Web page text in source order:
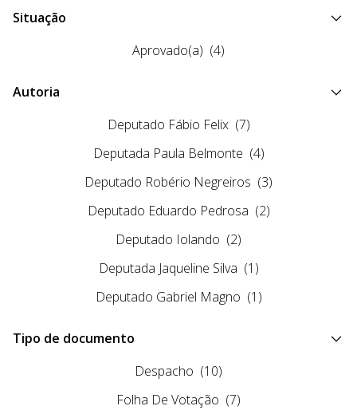
Situação
Aprovado(a) (4)
Autoria
Deputado Fábio Felix (7)
Deputada Paula Belmonte (4)
Deputado Robério Negreiros (3)
Deputado Eduardo Pedrosa (2)
Deputado Iolando (2)
Deputada Jaqueline Silva (1)
Deputado Gabriel Magno (1)
Tipo de documento
Despacho (10)
Folha De Votação (7)